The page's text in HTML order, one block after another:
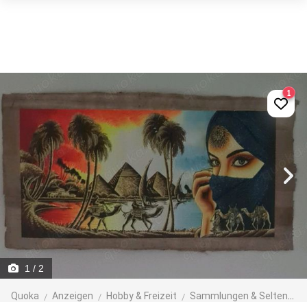
1 / 2
Quoka Anzeigen Hobby & Freizeit Sammlungen & Seltenes
1